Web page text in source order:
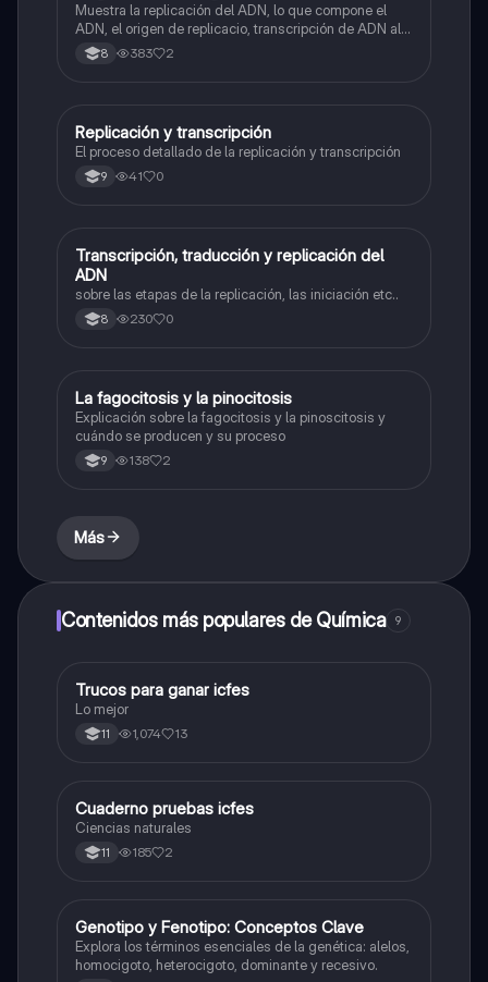
Muestra la replicación del ADN, lo que compone el
ADN, el origen de replicacio, transcripción de ADN al
ARN y traducción de ARN a proteína.
8 383 2
Biologia
Replicación y transcripción
El proceso detallado de la replicación y transcripción
9 41 0
Biologia
Transcripción, traducción y replicación del
ADN
sobre las etapas de la replicación, las iniciación etc..
8 230 0
Biologia
La fagocitosis y la pinocitosis
Explicación sobre la fagocitosis y la pinoscitosis y
cuándo se producen y su proceso
9 138 2
Más
Contenidos más populares de Química 9
Química
Trucos para ganar icfes
Lo mejor
11 1,074 13
Biologia
Cuaderno pruebas icfes
Ciencias naturales
11 185 2
GBiologia
Genotipo y Fenotipo: Conceptos Clave
Explora los términos esenciales de la genética: alelos,
homocigoto, heterocigoto, dominante y recesivo.